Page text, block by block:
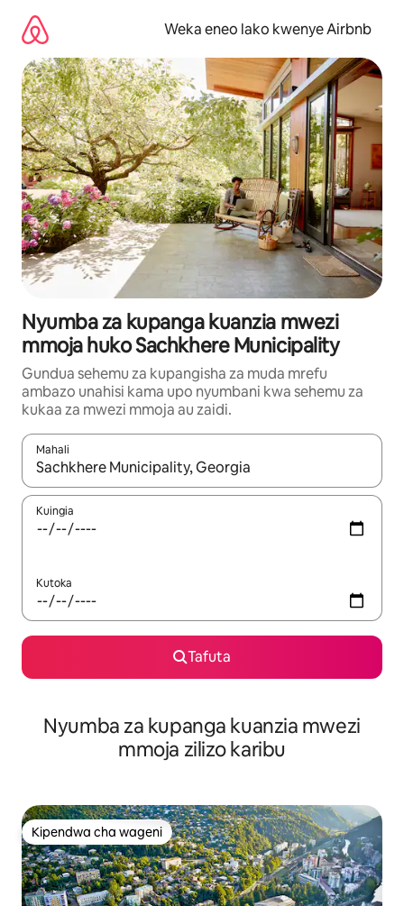
kwenda
kwenye
maudhui
Weka eneo lako kwenye Airbnb
Nyumba za kupanga kuanzia mwezi
mmoja huko Sachkhere Municipality
Gundua sehemu za kupangisha za muda mrefu
ambazo unahisi kama upo nyumbani kwa sehemu za
kukaa za mwezi mmoja au zaidi.
Mahali
Wakati matokeo yanapatikana, vinjari kwa kutumia vitufe vya
Kuingia
Kutoka
Tafuta
Nyumba za kupanga kuanzia mwezi
mmoja zilizo karibu
Kipendwa cha wageni
Kipendwa cha wageni